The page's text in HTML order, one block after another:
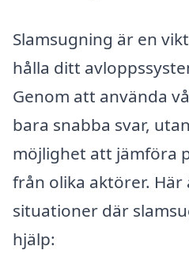
Slamsugning är en
hålla ditt
Genom att använda
bara snabba svar,
möjlighet att jämföra
från olika aktörer. Här
situationer där
hjälp: